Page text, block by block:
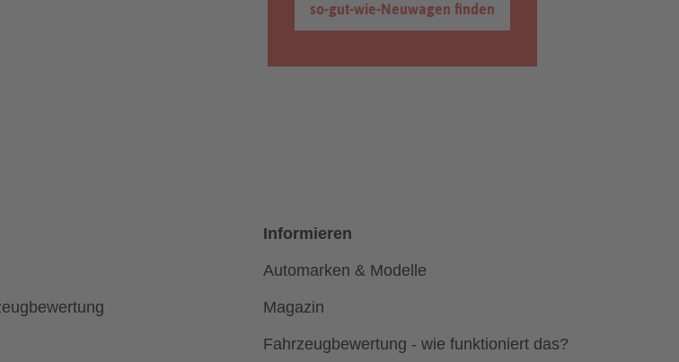
so-gut-wie-Neuwagen finden
Informieren
Automarken & Modelle
Magazin
Fahrzeugbewertung - wie funktioniert das?